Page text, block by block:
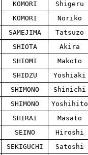
KOMORI Shigeru
KOMORI Noriko
SAMEJIMA Tatsuzo
SHIOTA Akira
SHIOMI Makoto
SHIDZU Yoshiaki
SHIMONO Shinichi
SHIMONO Yoshihito
SHIRAI Masato
SEINO Hiroshi
SEKIGUCHI Satoshi